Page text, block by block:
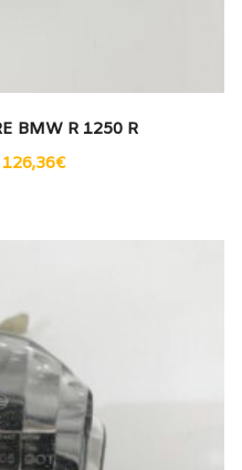
BMW R 1250 R
126,36€